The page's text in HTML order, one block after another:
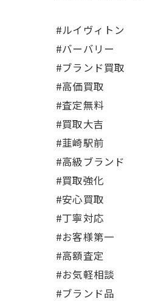
#ルイヴィトン
#バーバリー
#ブランド買取
#高価買取
#査定無料
#買取大吉
#韮崎駅前
#高級ブランド
#買取強化
#安心買取
#丁寧対応
#お客様第一
#高額査定
#お気軽相談
#ブランド品